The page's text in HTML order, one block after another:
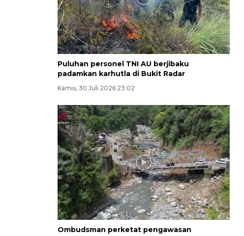
Puluhan personel TNI AU berjibaku
padamkan karhutla di Bukit Radar
Kamis, 30 Juli 2026 23:02
Ombudsman perketat pengawasan